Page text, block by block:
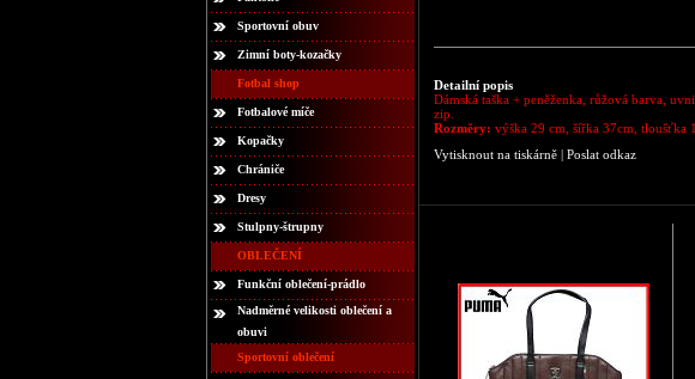
Sportovní obuv
Zimní boty-kozačky
Fotbal shop
Fotbalové míče
Kopačky
Chrániče
Dresy
Stulpny-štrupny
OBLEČENÍ
Funkční oblečení-prádlo
Nadměrné velikosti oblečení a
obuvi
Sportovní oblečení
Detailní popis
Dámská taška + peněženka, růžová barva,
zip.
Rozměry: výška 29 cm, šířka 37cm, tloušťka
Vytisknout na tiskárně | Poslat odkaz